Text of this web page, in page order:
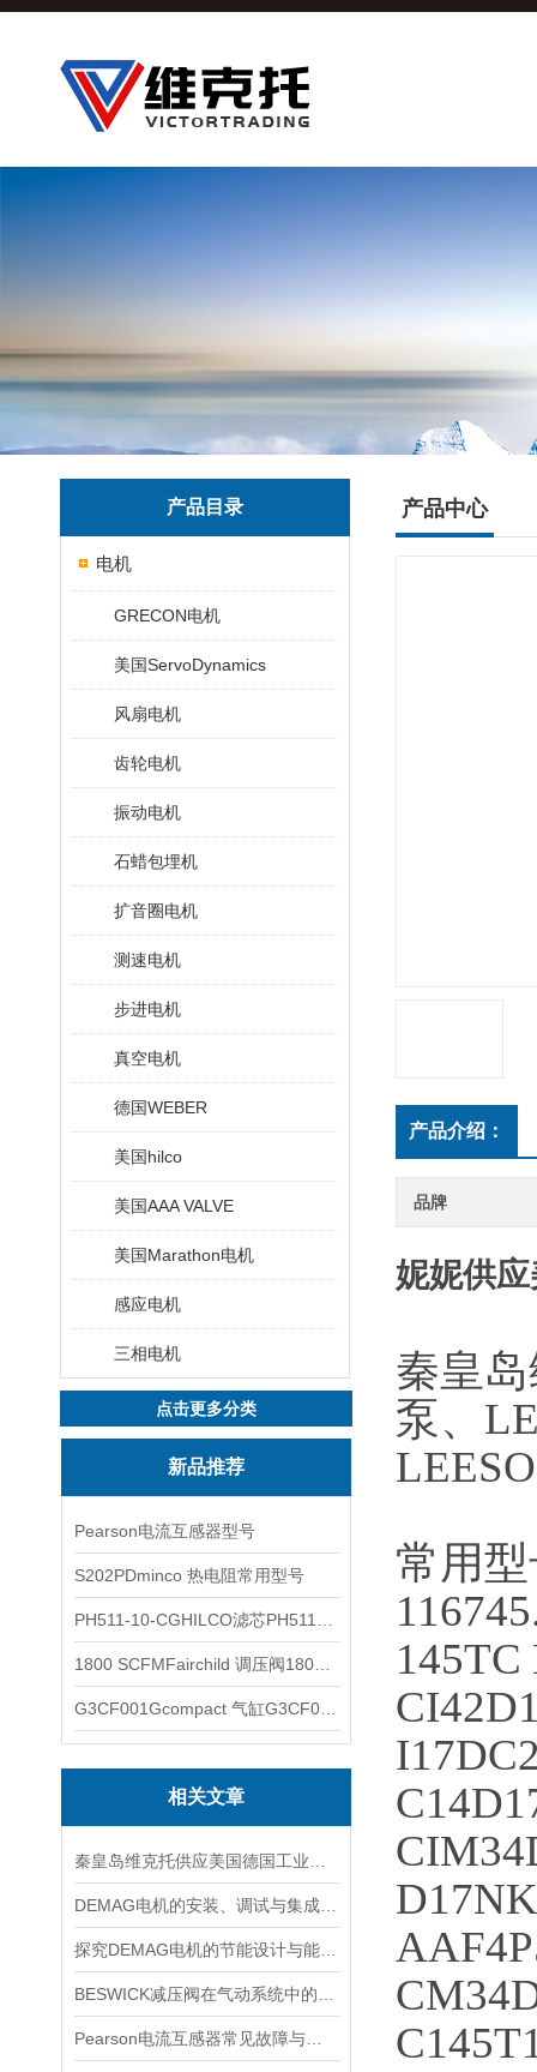
产品目录
电机
GRECON电机
美国ServoDynamics
风扇电机
齿轮电机
振动电机
石蜡包埋机
扩音圈电机
测速电机
步进电机
真空电机
德国WEBER
美国hilco
美国AAA VALVE
美国Marathon电机
感应电机
三相电机
点击更多分类
新品推荐
Pearson电流互感器型号
S202PDminco 热电阻常用型号
相关文章
产品中心
产品介绍：
品牌
妮妮供
秦皇
泵、
常用
145TC